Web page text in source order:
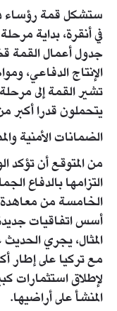
ستشكل قمة رؤساء
في أنقرة، بداية
جدول أعمال القمة
الإنتاج الدفاعي،
تشير القمة إلى
يتحملون قدرا أكبر
الضمانات الأمنية
من المتوقع أن تؤكد
التزامها بالدفاع
الخامسة من
أسس اتفاقيات
المثال، يجري
مع تركيا على إطار
لإطلاق استثمارات
المنشأ على أراضيها.